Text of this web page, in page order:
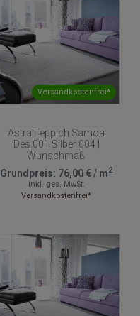
Versandkostenfrei*
Astra Teppich Samoa
Des.001 Silber 004 |
Wunschmaß
Grundpreis: 76,00 €/ m2
inkl. ges. MwSt.
Versandkostenfrei*